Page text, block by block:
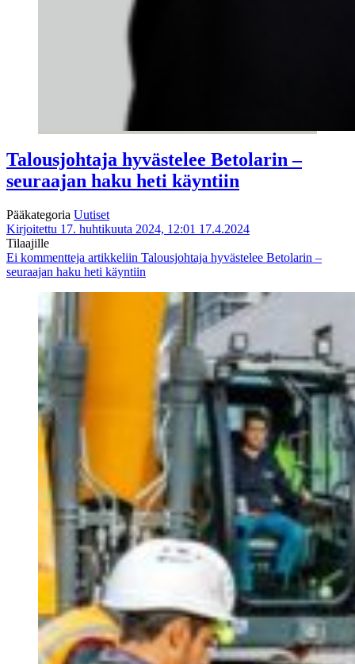
Talousjohtaja hyvästelee Betolarin –
seuraajan haku heti käyntiin
Pääkategoria Uutiset
Kirjoitettu 17. huhtikuuta 2024, 12:01 17.4.2024
Tilaajille
Ei kommentteja artikkeliin Talousjohtaja hyvästelee Betolarin –
seuraajan haku heti käyntiin